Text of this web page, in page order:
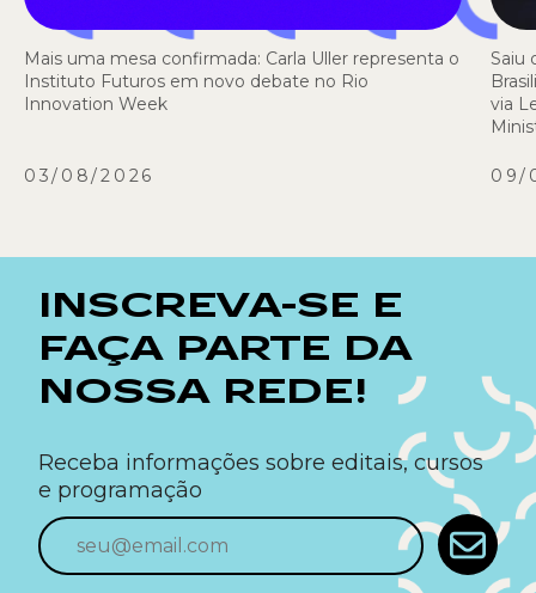
Mais uma mesa confirmada: Carla Uller representa o
Instituto Futuros em novo debate no Rio
Innovation Week
03/08/2026
Saiu
via
09/
INSCREVA-SE E
FAÇA PARTE DA
NOSSA REDE!
Receba informações sobre editais, cursos
e programação